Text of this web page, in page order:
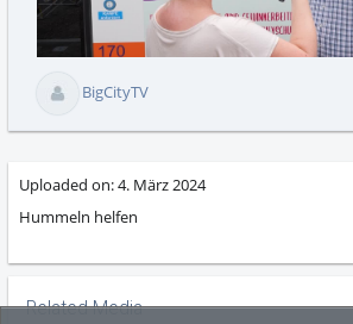
BigCityTV
Uploaded on:4. März 2024
Hummeln helfen
Related Media